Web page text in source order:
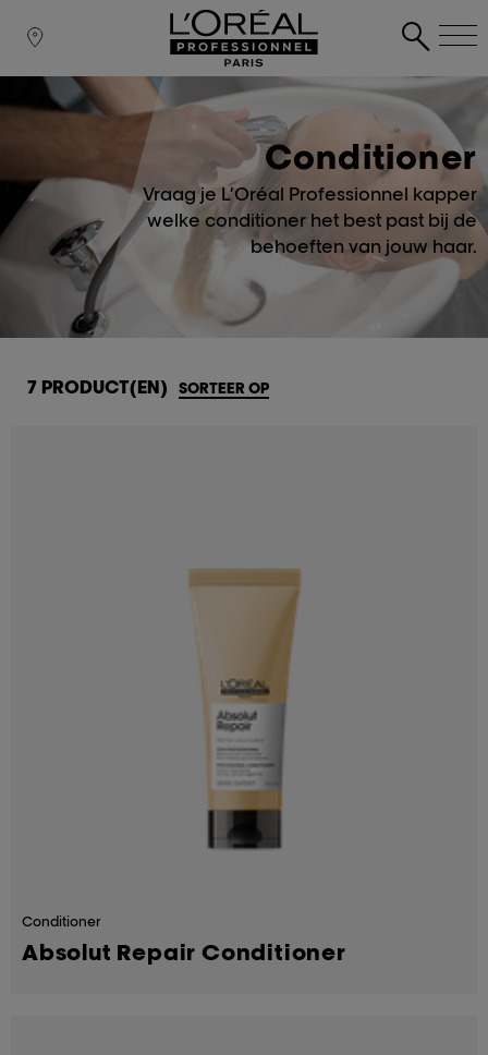
Conditioner
Vraag je L’Oréal Professionnel kapper
welke conditioner het best past bij de
behoeften van jouw haar.
7 PRODUCT(EN) SORTEER OP
Conditioner
Absolut Repair Conditioner